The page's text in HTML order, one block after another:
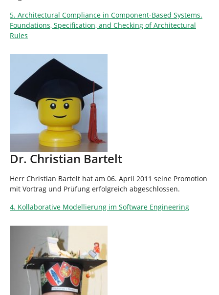
5. Architectural Compliance in Component-Based Systems.
Foundations, Specification, and Checking of Architectural
Rules
Dr. Christian Bartelt
Herr Christian Bartelt hat am 06. April 2011 seine Promotion
mit Vortrag und Prüfung erfolgreich abgeschlossen.
4. Kollaborative Modellierung im Software Engineering